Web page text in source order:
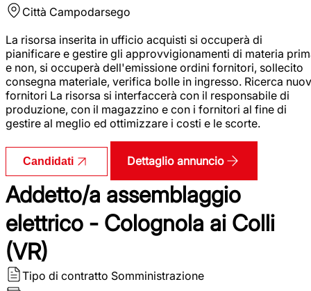
Città Campodarsego
La risorsa inserita in ufficio acquisti si occuperà di
pianificare e gestire gli approvvigionamenti di materia
e non, si occuperà dell'emissione ordini fornitori, sollecito
consegna materiale, verifica bolle in ingresso. Ricerca
fornitori La risorsa si interfaccerà con il responsabile di
produzione, con il magazzino e con i fornitori al fine di
gestire al meglio ed ottimizzare i costi e le scorte.
Candidati Dettaglio annuncio
Addetto/a assemblaggio
elettrico - Colognola ai Colli
(VR)
Tipo di contratto Somministrazione